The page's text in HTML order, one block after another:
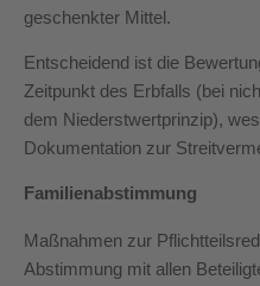
geschenkter Mittel.
Entscheidend ist die
Zeitpunkt des Erbfalls (bei
dem Niederstwertprinzip),
Dokumentation zur
Familienabstimmung
Maßnahmen zur
Abstimmung mit allen